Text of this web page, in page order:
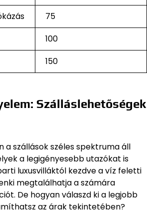
75
100
150
Szálláslehetőségek
a szállások széles spektruma áll
a legigényesebb utazókat is
luxusvilláktól kezdve a víz feletti
megtalálhatja a számára
De hogyan válaszd ki a legjobb
az árak tekintetében?